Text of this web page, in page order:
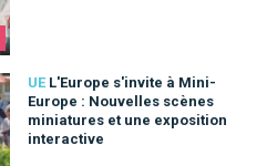
UE L'Europe s'invite à Mini-
Europe : Nouvelles scènes
miniatures et une exposition
interactive
: Nouvelles scènes